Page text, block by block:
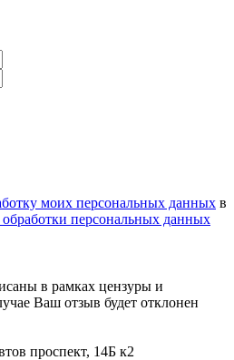
моих персональных данных в
персональных данных
в рамках цензуры и
Ваш отзыв будет отклонен
проспект, 14Б к2